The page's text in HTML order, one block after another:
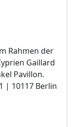
Rahmen der
Gaillard
Pavillon.
| 10117 Berlin